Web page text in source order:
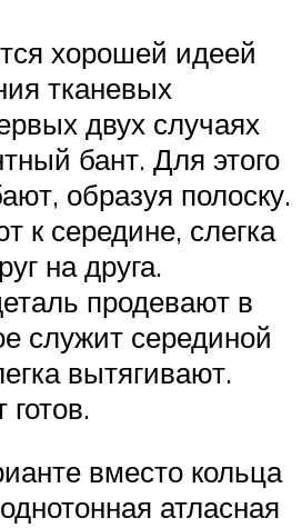
хорошей идеей
тканевых
двух случаях
бант. Для этого
образуя полоску.
к середине, слегка
на друга.
продевают в
служит серединой
вытягивают.
вместо кольца
атласная